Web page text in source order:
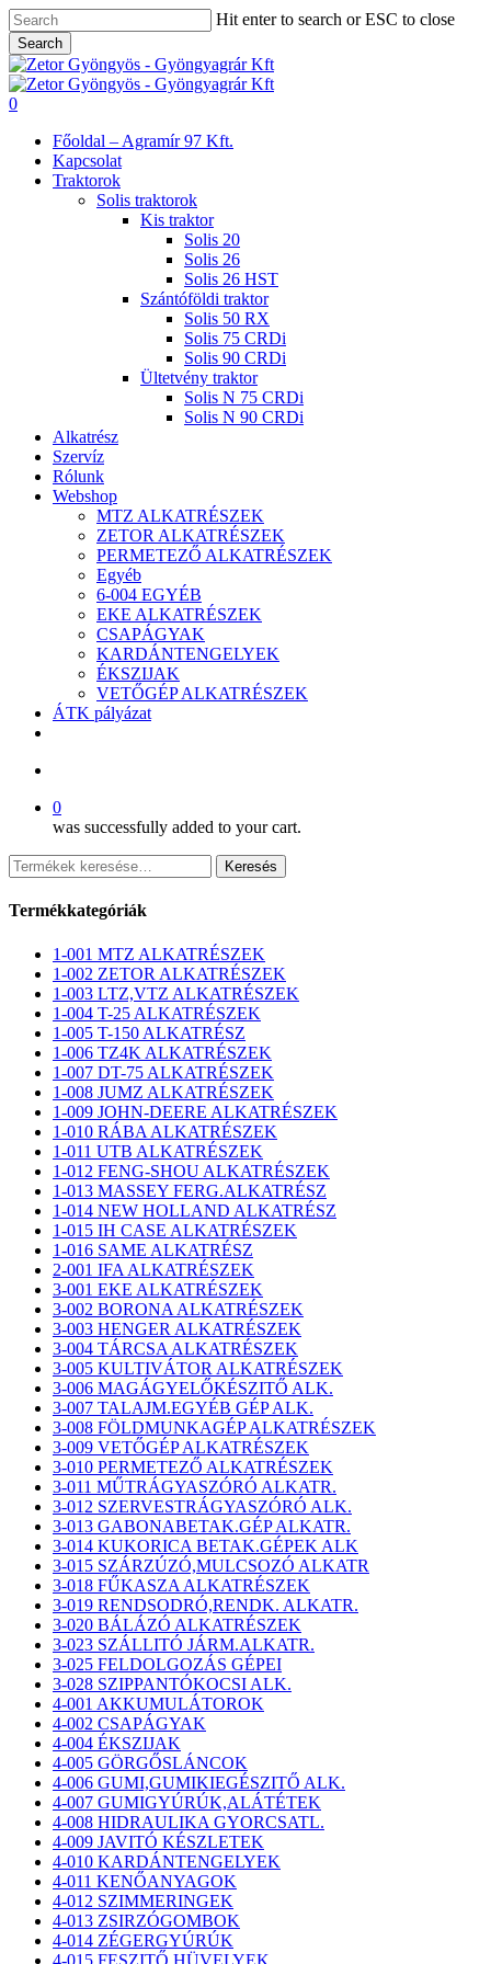
Skip
to
main
content
Hit enter to search or ESC to close
Search
Close
Search
search
0
Főoldal – Agramír 97 Kft.
Kapcsolat
Traktorok
Solis traktorok
Kis traktor
Solis 20
Solis 26
Solis 26 HST
Szántóföldi traktor
Solis 50 RX
Solis 75 CRDi
Solis 90 CRDi
Ültetvény traktor
Solis N 75 CRDi
Solis N 90 CRDi
Alkatrész
Szervíz
Rólunk
Webshop
MTZ ALKATRÉSZEK
ZETOR ALKATRÉSZEK
PERMETEZŐ ALKATRÉSZEK
Egyéb
6-004 EGYÉB
EKE ALKATRÉSZEK
CSAPÁGYAK
KARDÁNTENGELYEK
ÉKSZIJAK
VETŐGÉP ALKATRÉSZEK
ÁTK pályázat
0
was successfully added to your cart.
Keresés
a
következőre:
Keresés
Termékkategóriák
1-001 MTZ ALKATRÉSZEK
1-002 ZETOR ALKATRÉSZEK
1-003 LTZ,VTZ ALKATRÉSZEK
1-004 T-25 ALKATRÉSZEK
1-005 T-150 ALKATRÉSZ
1-006 TZ4K ALKATRÉSZEK
1-007 DT-75 ALKATRÉSZEK
1-008 JUMZ ALKATRÉSZEK
1-009 JOHN-DEERE ALKATRÉSZEK
1-010 RÁBA ALKATRÉSZEK
1-011 UTB ALKATRÉSZEK
1-012 FENG-SHOU ALKATRÉSZEK
1-013 MASSEY FERG.ALKATRÉSZ
1-014 NEW HOLLAND ALKATRÉSZ
1-015 IH CASE ALKATRÉSZEK
1-016 SAME ALKATRÉSZ
2-001 IFA ALKATRÉSZEK
3-001 EKE ALKATRÉSZEK
3-002 BORONA ALKATRÉSZEK
3-003 HENGER ALKATRÉSZEK
3-004 TÁRCSA ALKATRÉSZEK
3-005 KULTIVÁTOR ALKATRÉSZEK
3-006 MAGÁGYELŐKÉSZITŐ ALK.
3-007 TALAJM.EGYÉB GÉP ALK.
3-008 FÖLDMUNKAGÉP ALKATRÉSZEK
3-009 VETŐGÉP ALKATRÉSZEK
3-010 PERMETEZŐ ALKATRÉSZEK
3-011 MŰTRÁGYASZÓRÓ ALKATR.
3-012 SZERVESTRÁGYASZÓRÓ ALK.
3-013 GABONABETAK.GÉP ALKATR.
3-014 KUKORICA BETAK.GÉPEK ALK
3-015 SZÁRZÚZÓ,MULCSOZÓ ALKATR
3-018 FŰKASZA ALKATRÉSZEK
3-019 RENDSODRÓ,RENDK. ALKATR.
3-020 BÁLÁZÓ ALKATRÉSZEK
3-023 SZÁLLITÓ JÁRM.ALKATR.
3-025 FELDOLGOZÁS GÉPEI
3-028 SZIPPANTÓKOCSI ALK.
4-001 AKKUMULÁTOROK
4-002 CSAPÁGYAK
4-004 ÉKSZIJAK
4-005 GÖRGŐSLÁNCOK
4-006 GUMI,GUMIKIEGÉSZITŐ ALK.
4-007 GUMIGYÚRÚK,ALÁTÉTEK
4-008 HIDRAULIKA GYORCSATL.
4-009 JAVITÓ KÉSZLETEK
4-010 KARDÁNTENGELYEK
4-011 KENŐANYAGOK
4-012 SZIMMERINGEK
4-013 ZSIRZÓGOMBOK
4-014 ZÉGERGYÚRÚK
4-015 FESZITŐ HÜVELYEK